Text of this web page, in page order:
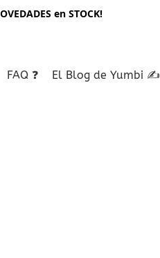
en STOCK!
FAQ ❓ El Blog de Yumbi ✍️